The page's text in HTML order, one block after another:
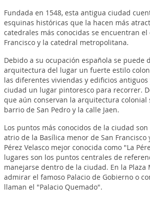
Fundada en 1548, esta antigua ciudad
esquinas históricas que la hacen más
catedrales más conocidas se encuentran el
Francisco y la catedral metropolitana.
Debido a su ocupación española se puede
arquitectura del lugar un fuerte estilo
las diferentes viviendas y edificios antiguos
ciudad un lugar pintoresco para recorrer.
que aún conservan la arquitectura colonial
barrio de San Pedro y la calle Jaen.
Los puntos más conocidos de la ciudad
atrio de la Basílica menor de San Francisco
Pérez Velasco mejor conocida como "La
lugares son los puntos centrales de
manejarse dentro de la ciudad. En la Plaza
admirar el famoso Palacio de Gobierno o
llaman el "Palacio Quemado".